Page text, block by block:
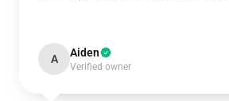
A Aiden
Verified owner